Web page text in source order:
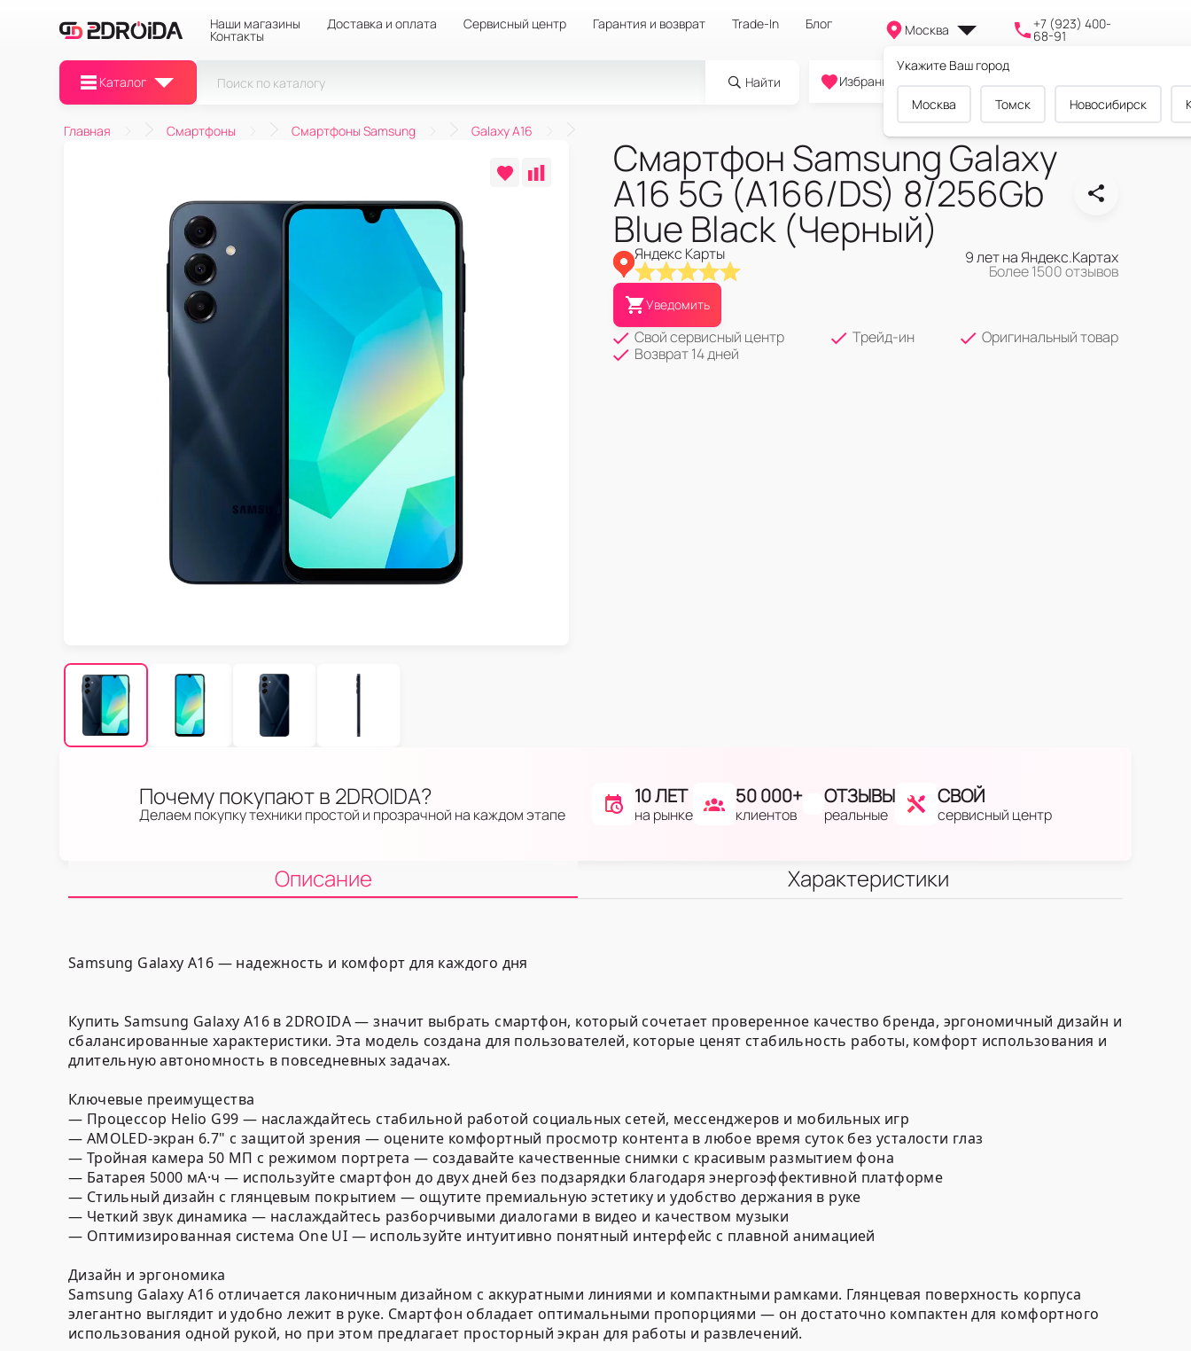
Наши магазины Доставка и оплата Сервисный центр Гарантия и возврат Trade-In Блог
Контакты Москва
Укажите Ваш город
Москва Томск Новосибирск
+7 (923) 400-
68-91
Каталог Найти
0
Избранное Cравнение Корзина
Главная Смартфоны Смартфоны Samsung Galaxy A16
Смартфон Samsung Galaxy
A16 5G (A166/DS) 8/256Gb
Blue Black (Черный)
Яндекс Карты 9 лет на Яндекс.Картах
Более 1500 отзывов
Уведомить
Свой сервисный центр Трейд-ин
Оригинальный товар
Возврат 14 дней
Почему покупают в 2DROIDA?
Делаем покупку техники простой и прозрачной на каждом этапе
10 ЛЕТ
на рынке
50 000+
клиентов
ОТЗЫВЫ
реальные
СВОЙ
сервисный центр
Описание Характеристики
Samsung Galaxy A16 — надежность и комфорт для каждого дня
Купить Samsung Galaxy A16 в 2DROIDA — значит выбрать смартфон, который сочетает проверенное качество бренда, эргономичный дизайн и
сбалансированные характеристики. Эта модель создана для пользователей, которые ценят стабильность работы, комфорт использования и
длительную автономность в повседневных задачах.
Ключевые преимущества
— Процессор Helio G99 — наслаждайтесь стабильной работой социальных сетей, мессенджеров и мобильных игр
— AMOLED-экран 6.7" с защитой зрения — оцените комфортный просмотр контента в любое время суток без усталости глаз
— Тройная камера 50 МП с режимом портрета — создавайте качественные снимки с красивым размытием фона
— Батарея 5000 мА·ч — используйте смартфон до двух дней без подзарядки благодаря энергоэффективной платформе
— Стильный дизайн с глянцевым покрытием — ощутите премиальную эстетику и удобство держания в руке
— Четкий звук динамика — наслаждайтесь разборчивыми диалогами в видео и качеством музыки
— Оптимизированная система One UI — используйте интуитивно понятный интерфейс с плавной анимацией
Дизайн и эргономика
Samsung Galaxy A16 отличается лаконичным дизайном с аккуратными линиями и компактными рамками. Глянцевая поверхность корпуса
элегантно выглядит и удобно лежит в руке. Смартфон обладает оптимальными пропорциями — он достаточно компактен для комфортного
использования одной рукой, но при этом предлагает просторный экран для работы и развлечений.